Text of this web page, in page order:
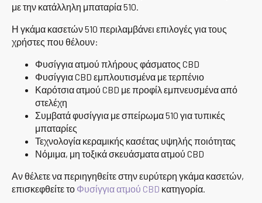
με την κατάλληλη μπαταρία 510.
Η γκάμα κασετών 510 περιλαμβάνει επιλογές για τους
χρήστες που θέλουν:
Φυσίγγια ατμού πλήρους φάσματος CBD
Φυσίγγια CBD εμπλουτισμένα με τερπένιο
Καρότσια ατμού CBD με προφίλ εμπνευσμένα από
στελέχη
Συμβατά φυσίγγια με σπείρωμα 510 για τυπικές
μπαταρίες
Τεχνολογία κεραμικής κασέτας υψηλής ποιότητας
Νόμιμα, μη τοξικά σκευάσματα ατμού CBD
Αν θέλετε να περιηγηθείτε στην ευρύτερη γκάμα κασετών,
επισκεφθείτε το Φυσίγγια ατμού CBD κατηγορία.